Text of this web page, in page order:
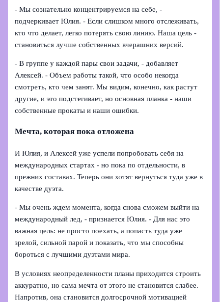
- Мы сознательно концентрируемся на себе, -
подчеркивает Юлия. - Если слишком много отслеживать,
кто что делает, легко потерять свою линию. Наша цель -
становиться лучше собственных вчерашних версий.
- В группе у каждой пары свои задачи, - добавляет
Алексей. - Объем работы такой, что особо некогда
смотреть, кто чем занят. Мы видим, конечно, как растут
другие, и это подстегивает, но основная планка - наши
собственные прокаты и наши ошибки.
Мечта, которая пока отложена
И Юлия, и Алексей уже успели попробовать себя на
международных стартах - но пока по отдельности, в
прежних составах. Теперь они хотят вернуться туда уже в
качестве дуэта.
- Мы очень ждем момента, когда снова сможем выйти на
международный лед, - признается Юлия. - Для нас это
важная цель: не просто поехать, а попасть туда уже
зрелой, сильной парой и показать, что мы способны
бороться с лучшими дуэтами мира.
В условиях неопределенности планы приходится строить
аккуратно, но сама мечта от этого не становится слабее.
Напротив, она становится долгосрочной мотивацией